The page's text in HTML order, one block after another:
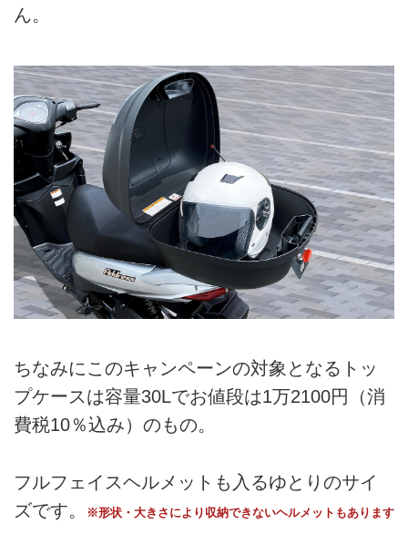
ん。
ちなみにこのキャンペーンの対象となるトッ
プケースは容量30Lでお値段は1万2100円（消
費税10％込み）のもの。
フルフェイスヘルメットも入るゆとりのサイ
ズです。
※形状・大きさにより収納できないヘルメットもあります